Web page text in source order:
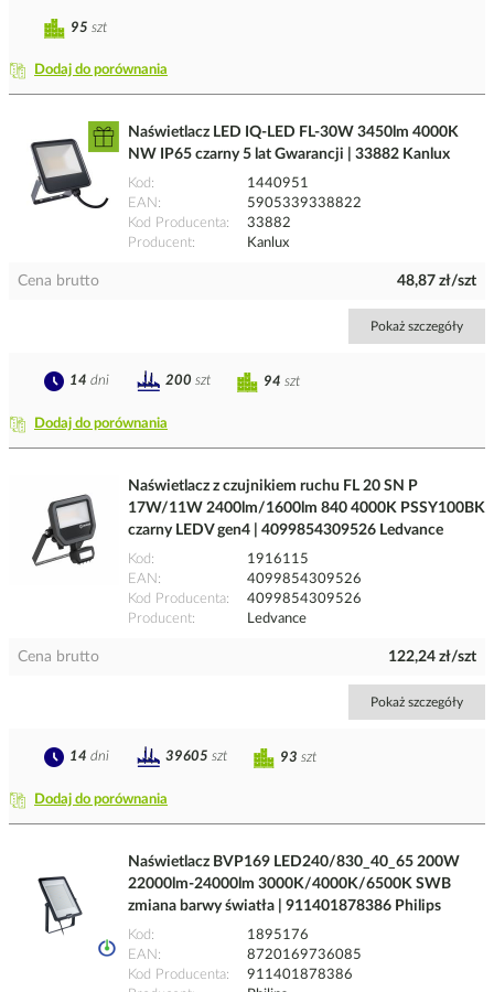
Dodaj do porównania
95 szt
Naświetlacz LED IQ-LED FL-30W 3450lm 4000K
NW IP65 czarny 5 lat Gwarancji | 33882 Kanlux
Kod
1440951
EAN
5905339338822
Kod Producenta
33882
Producent
Kanlux
Cena brutto 48,87 zł/szt
Pokaż szczegóły
Dodaj do porównania
94 szt
14 dni 200 szt
Naświetlacz z czujnikiem ruchu FL 20 SN P
17W/11W 2400lm/1600lm 840 4000K PSSY100BK
czarny LEDV gen4 | 4099854309526 Ledvance
Kod
1916115
EAN
4099854309526
Kod Producenta
4099854309526
Producent
Ledvance
Cena brutto 122,24 zł/szt
Pokaż szczegóły
Dodaj do porównania
93 szt
14 dni 39605 szt
Naświetlacz BVP169 LED240/830_40_65 200W
22000lm-24000lm 3000K/4000K/6500K SWB
zmiana barwy światła | 911401878386 Philips
Kod
1895176
EAN
8720169736085
Kod Producenta
911401878386